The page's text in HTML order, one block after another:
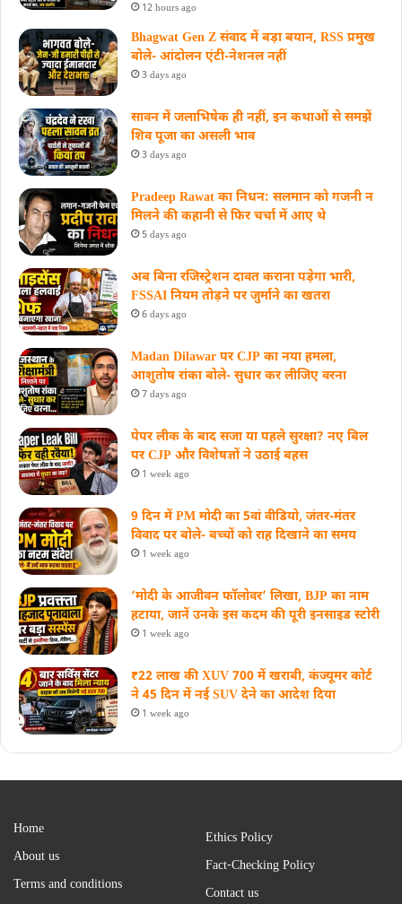
12 hours ago
Bhagwat Gen Z संवाद में बड़ा बयान, RSS प्रमुख
बोले- आंदोलन एंटी-नेशनल नहीं
3 days ago
सावन में जलाभिषेक ही नहीं, इन कथाओं से समझें
शिव पूजा का असली भाव
3 days ago
Pradeep Rawat का निधन: सलमान को गजनी न
मिलने की कहानी से फिर चर्चा में आए थे
5 days ago
अब बिना रजिस्ट्रेशन दावत कराना पड़ेगा भारी,
FSSAI नियम तोड़ने पर जुर्माने का खतरा
6 days ago
Madan Dilawar पर CJP का नया हमला,
आशुतोष रांका बोले- सुधार कर लीजिए वरना
7 days ago
पेपर लीक के बाद सजा या पहले सुरक्षा? नए बिल
पर CJP और विशेषज्ञों ने उठाई बहस
1 week ago
9 दिन में PM मोदी का 5वां वीडियो, जंतर-मंतर
विवाद पर बोले- बच्चों को राह दिखाने का समय
1 week ago
‘मोदी के आजीवन फॉलोवर’ लिखा, BJP का नाम
हटाया, जानें उनके इस कदम की पूरी इनसाइड स्‍टोरी
1 week ago
₹22 लाख की XUV 700 में खराबी, कंज्यूमर कोर्ट
ने 45 दिन में नई SUV देने का आदेश दिया
1 week ago
Home
About us
Terms and conditions
Ethics Policy
Fact-Checking Policy
Contact us